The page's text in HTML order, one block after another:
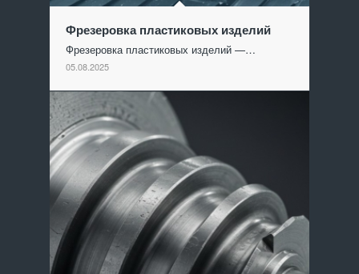
Фрезеровка пластиковых изделий
Фрезеровка пластиковых изделий —…
05.08.2025